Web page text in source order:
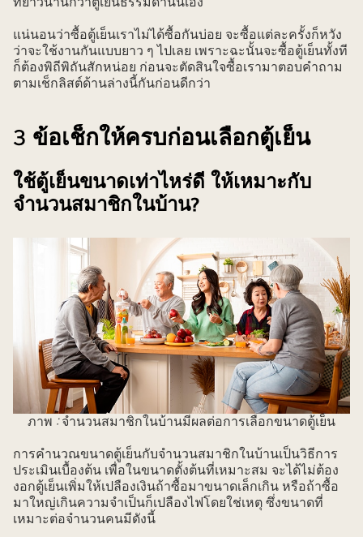
แน่นอนว่าซื้อตู้เย็นเราไม่ได้ซื้อกันบ่อย จะซื้อแต่ละครั้งก็หวัง
ว่าจะใช้งานกันแบบยาว ๆ ไปเลย เพราะฉะนั้นจะซื้อตู้เย็นทั้งที
ก็ต้องพิถีพิถันสักหน่อย ก่อนจะตัดสินใจซื้อเรามาตอบคำถาม
ตามเช็กลิสต์ด้านล่างนี้กันก่อนดีกว่า
3 ข้อเช็กให้ครบก่อนเลือกตู้เย็น
ใช้ตู้เย็นขนาดเท่าไหร่ดี ให้เหมาะกับ
จำนวนสมาชิกในบ้าน?
ภาพ :จำนวนสมาชิกในบ้านมีผลต่อการเลือกขนาดตู้เย็น
การคำนวณขนาดตู้เย็นกับจำนวนสมาชิกในบ้านเป็นวิธีการ
ประเมินเบื้องต้น เพื่อในขนาดตั้งต้นที่เหมาะสม จะได้ไม่ต้อง
งอกตู้เย็นเพิ่มให้เปลืองเงินถ้าซื้อมาขนาดเล็กเกิน หรือถ้าซื้อ
มาใหญ่เกินความจำเป็นก็เปลืองไฟโดยใช่เหตุ ซึ่งขนาดที่
เหมาะต่อจำนวนคนมีดังนี้